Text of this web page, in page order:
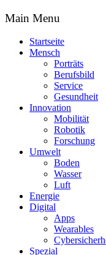
Main Menu
Startseite
Mensch
Porträts
Berufsbild
Service
Gesundheit
Innovation
Mobilität
Robotik
Forschung
Umwelt
Boden
Wasser
Luft
Energie
Digital
Apps
Wearables
Spezial